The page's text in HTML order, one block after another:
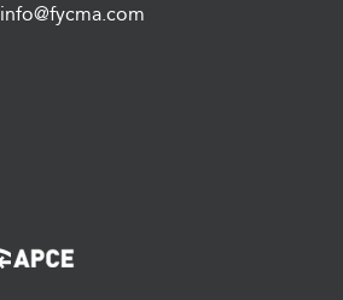
info@fycma.com